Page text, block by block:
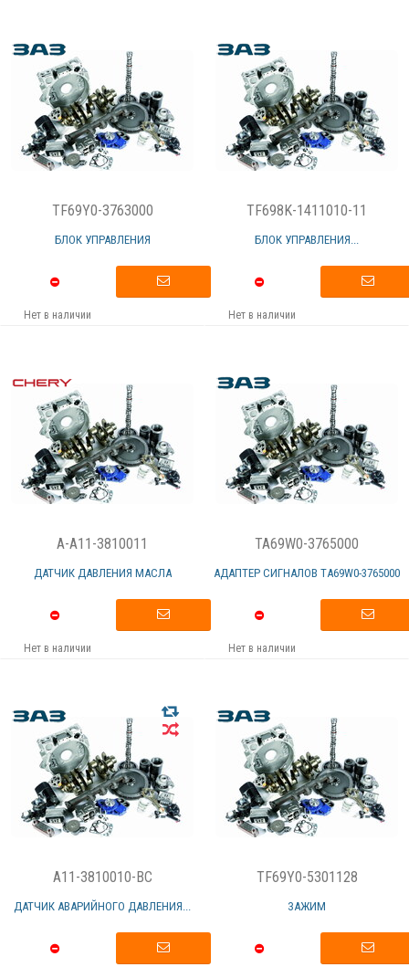
TF69Y0-3763000
БЛОК УПРАВЛЕНИЯ
Нет в наличии
TF698K-1411010-11
БЛОК УПРАВЛЕНИЯ...
Нет в наличии
A-A11-3810011
ДАТЧИК ДАВЛЕНИЯ МАСЛА
Нет в наличии
TA69W0-3765000
АДАПТЕР СИГНАЛОВ TА69W0-3765000
Нет в наличии
A11-3810010-BC
ДАТЧИК АВАРИЙНОГО ДАВЛЕНИЯ...
TF69Y0-5301128
ЗАЖИМ